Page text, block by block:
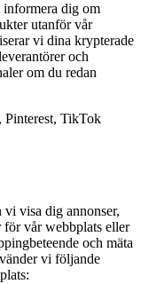
dig om
utanför vår
vi dina krypterade
och
om du redan
TikTok
vi visa dig annonser,
för vår webbplats eller
och mäta
vi följande